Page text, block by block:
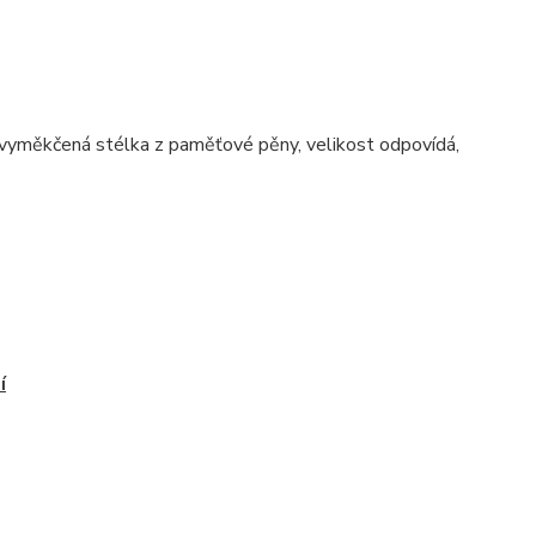
stélka z paměťové pěny, velikost odpovídá,